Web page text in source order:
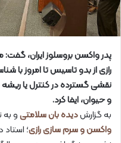
پدر واکسن بروسلوز ایران،
رازی از بدو تاسیس تا امروز
نقشی گسترده در کنترل یا ریشه
و حیوان، ایفا کرد.
به گزارشدیده بان سلامتیو به
واکسن و سرم سازی رازی؛